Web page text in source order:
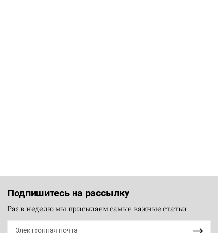
Подпишитесь на рассылку
Раз в неделю мы присылаем самые важные статьи